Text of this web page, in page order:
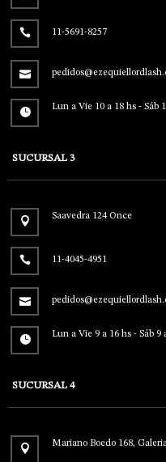
11-5691-8257
Lun a Vie 10 a 18 hs - Sáb
SUCURSAL 3
Saavedra 124 Once
11-4045-4951
Lun a Vie 9 a 16 hs - Sáb 9
SUCURSAL 4
Mariano Boedo 168,